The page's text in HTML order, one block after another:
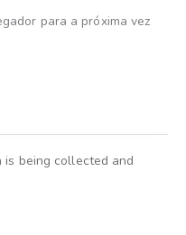
para a próxima vez
being collected and